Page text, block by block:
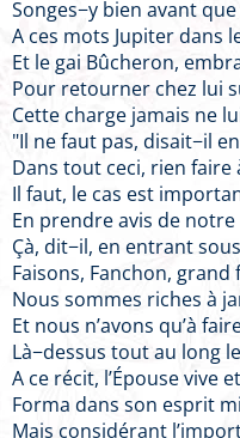
Songes−y bien avant
A ces mots Jupiter dans
Et le gai Bûcheron,
Pour retourner chez lui
Cette charge jamais ne
"Il ne faut pas, disait−il
Dans tout ceci, rien faire
Il faut, le cas est
En prendre avis de
Çà, dit−il, en entrant
Faisons, Fanchon, grand
Nous sommes riches à
Et nous n’avons qu’à
Là−dessus tout au long
A ce récit, l’Épouse vive
Forma dans son esprit
Mais considérant